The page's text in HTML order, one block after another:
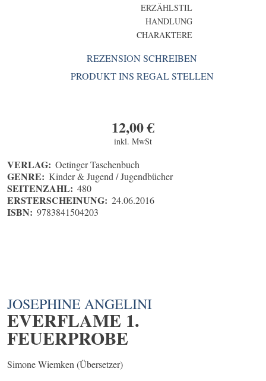
ERZÄHLSTIL
HANDLUNG
CHARAKTERE
REZENSION SCHREIBEN
PRODUKT INS REGAL STELLEN
12,00€
inkl. MwSt
VERLAG: Oetinger Taschenbuch
GENRE: Kinder & Jugend / Jugendbücher
SEITENZAHL: 480
ERSTERSCHEINUNG: 24.06.2016
ISBN: 9783841504203
JOSEPHINE ANGELINI
EVERFLAME 1.
FEUERPROBE
Simone Wiemken (Übersetzer)